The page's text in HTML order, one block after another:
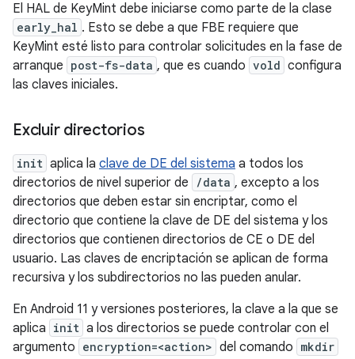
El HAL de KeyMint debe iniciarse como parte de la clase
early_hal . Esto se debe a que FBE requiere que
KeyMint esté listo para controlar solicitudes en la fase de
arranque post-fs-data , que es cuando vold configura
las claves iniciales.
Excluir directorios
init aplica la clave de DE del sistema a todos los
directorios de nivel superior de
/data , excepto a los
directorios que deben estar sin encriptar, como el
directorio que contiene la clave de DE del sistema y los
directorios que contienen directorios de CE o DE del
usuario. Las claves de encriptación se aplican de forma
recursiva y los subdirectorios no las pueden anular.
En Android 11 y versiones posteriores, la clave a la que se
aplica init a los directorios se puede controlar con el
argumento encryption=<action> del comando mkdir